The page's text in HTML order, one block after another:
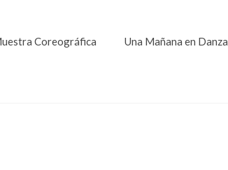
Coreográfica Una Mañana en Danza